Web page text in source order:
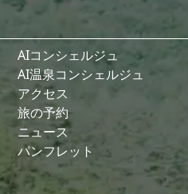
AIコンシェルジュ
AI温泉コンシェルジュ
アクセス
旅の予約
ニュース
パンフレット